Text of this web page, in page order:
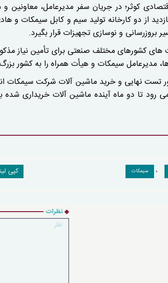
کوثر؛ در جریان سفر مدیرعامل، معاونین
از دو کارخانه تولید سیم و کابل سیمکات
و نوسازی تجهیزات قرار بگیرد.
کشورهای مختلف صنعتی برای تأمین نیاز
مدیرعامل سیمکات و هیأت همراه را به کشور
تست نهایی و خرید ماشین آلات شرکت سیمکات
رود تا دو ماه آینده ماشین آلات خریداری
، سیمکات کپی
نظرات